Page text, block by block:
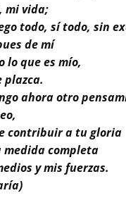
mi vida;
todo, sí todo, sin
de mí
lo que es mío,
plazca.
ahora otro
contribuir a tu gloria
medida completa
y mis fuerzas.